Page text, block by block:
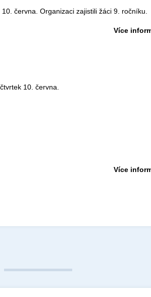
června. Organizaci zajistili žáci 9. ročníku.
Více
10. června.
Více